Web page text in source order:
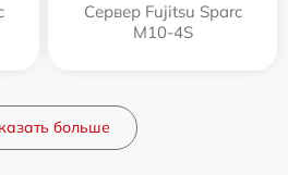
Сервер Fujitsu Sparc
M10-4S
больше